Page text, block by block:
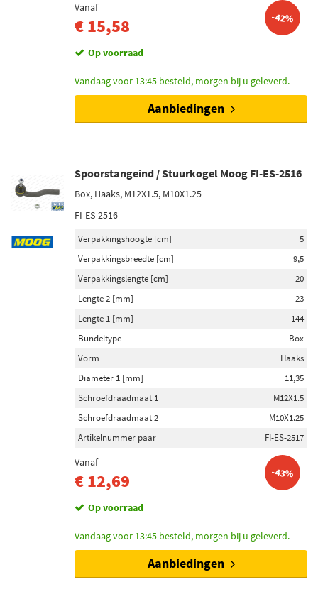
Vanaf
€ 15,58 -42%
Op voorraad
Vandaag voor 13:45 besteld, morgen bij u geleverd.
Aanbiedingen
Spoorstangeind / Stuurkogel Moog FI-ES-2516
Box, Haaks, M12X1.5, M10X1.25
FI-ES-2516
Verpakkingshoogte [cm]
5
Verpakkingsbreedte [cm]
9,5
Verpakkingslengte [cm]
20
Lengte 2 [mm]
23
Lengte 1 [mm]
144
Bundeltype
Box
Vorm
Haaks
Diameter 1 [mm]
11,35
Schroefdraadmaat 1
M12X1.5
Schroefdraadmaat 2
M10X1.25
Artikelnummer paar
FI-ES-2517
Vanaf
€ 12,69 -43%
Op voorraad
Vandaag voor 13:45 besteld, morgen bij u geleverd.
Aanbiedingen